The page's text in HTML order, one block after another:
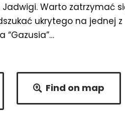
Warto zatrzymać
ukrytego na jednej z
“Gazusia”…
Find on map